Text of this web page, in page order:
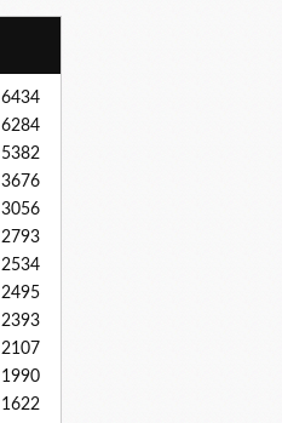
6434
6284
5382
3676
3056
2793
2534
2495
2393
2107
1990
1622